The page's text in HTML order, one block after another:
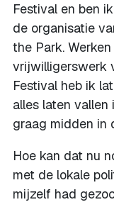
Festival en ben
de organisatie
the Park.
vrijwilligerswerk
Festival heb ik
alles laten vallen
graag midden in
Hoe kan dat nu
met de lokale
mijzelf had